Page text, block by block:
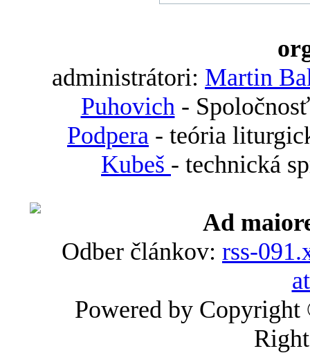
administrátori: Martin
Puhovich-
Podpera - teória
Kubeš - technická
Ad
Odber článkov: rss-
Powered by